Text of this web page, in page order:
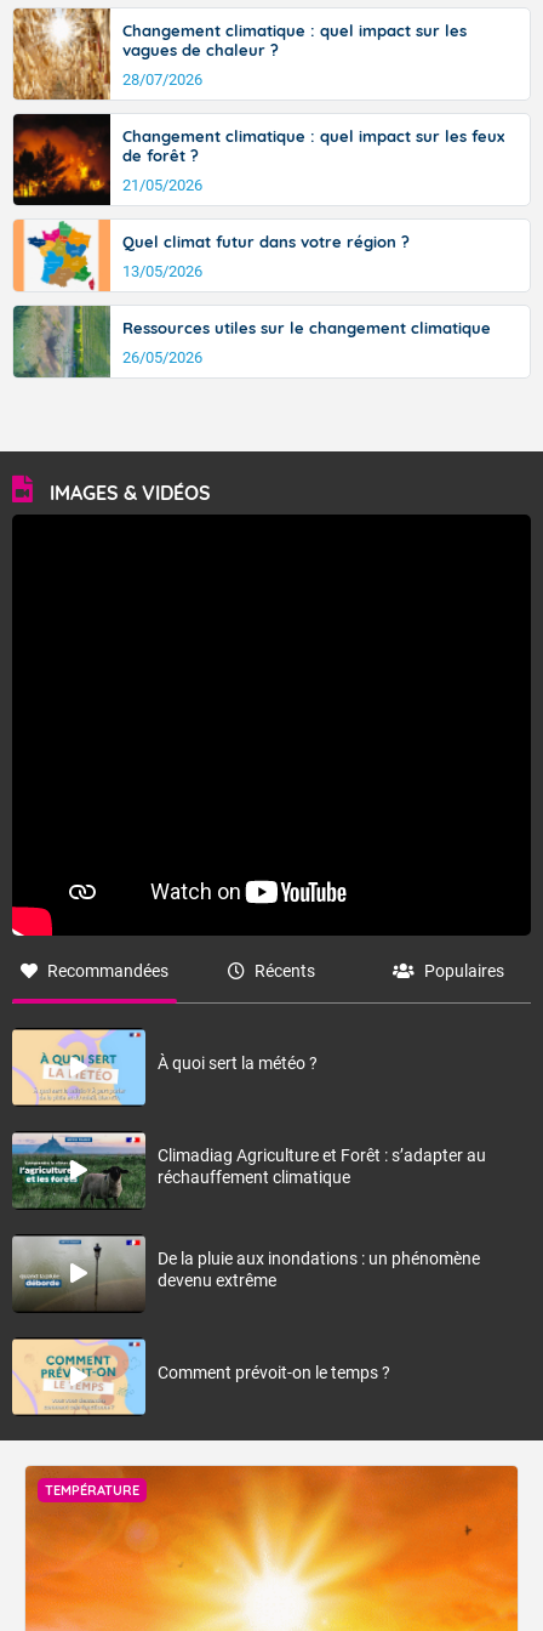
Changement climatique : quel impact sur les
vagues de chaleur ?
28/07/2026
Changement climatique : quel impact sur les feux
de forêt ?
21/05/2026
Quel climat futur dans votre région ?
13/05/2026
Ressources utiles sur le changement climatique
26/05/2026
IMAGES & VIDÉOS
Recommandées Récents Populaires
À quoi sert la météo ?
Climadiag Agriculture et Forêt : s’adapter au
réchauffement climatique
De la pluie aux inondations : un phénomène
devenu extrême
Comment prévoit-on le temps ?
TEMPÉRATURE